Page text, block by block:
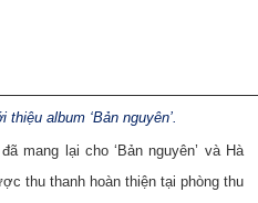
thiệu album ‘Bản nguyên’.
mang lại cho ‘Bản nguyên’ và Hà
thu thanh hoàn thiện tại phòng thu